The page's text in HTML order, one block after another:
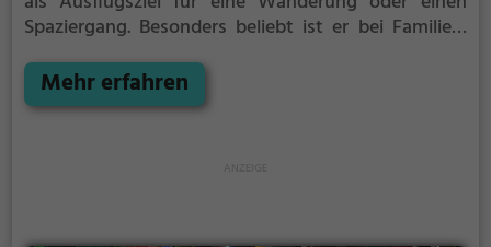
Spaziergang. Besonders beliebt ist er bei Familien,
offenbart historische Aspekte aus längst
vergangenen Zeiten und bietet einen kleinen
Mehr erfahren